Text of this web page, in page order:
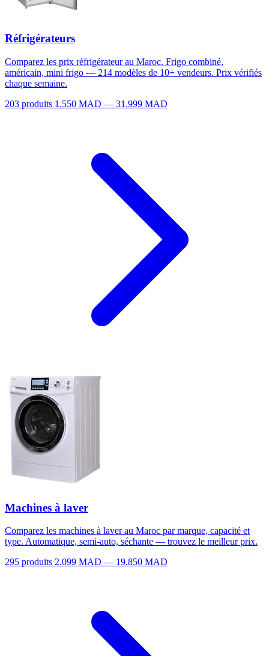
Réfrigérateurs
Comparez les prix réfrigérateur au Maroc. Frigo combiné,
américain, mini frigo — 214 modèles de 10+ vendeurs. Prix vérifiés
chaque semaine.
203 produits 1.550 MAD — 31.999 MAD
Machines à laver
Comparez les machines à laver au Maroc par marque, capacité et
type. Automatique, semi-auto, séchante — trouvez le meilleur prix.
295 produits 2.099 MAD — 19.850 MAD